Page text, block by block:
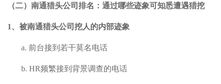
（二） 南通猎头公司排名： 通过哪些迹象可知悉遭遇猎挖
1、被南通猎头公司挖人的内部迹象
a. 前台接到若干莫名电话
b. HR频繁接到背景调查的电话